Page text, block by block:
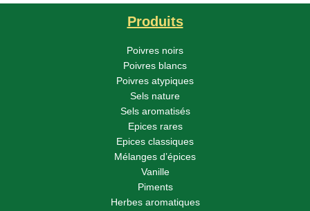
Produits
Poivres noirs
Poivres blancs
Poivres atypiques
Sels nature
Sels aromatisés
Epices rares
Epices classiques
Mélanges d’épices
Vanille
Piments
Herbes aromatiques